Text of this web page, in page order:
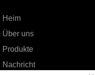
Heim
Über uns
Produkte
Nachricht